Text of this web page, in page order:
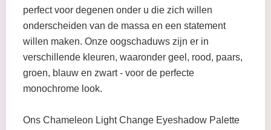
perfect voor degenen onder u die zich willen
onderscheiden van de massa en een statement
willen maken. Onze oogschaduws zijn er in
verschillende kleuren, waaronder geel, rood, paars,
groen, blauw en zwart - voor de perfecte
monochrome look.
Ons Chameleon Light Change Eyeshadow Palette